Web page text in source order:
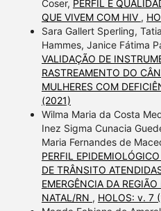
Coser, PERFIL E
QUE VIVEM COM HIV ,
Sara Gallert Sperling,
Hammes, Janice Fátima
VALIDAÇÃO DE
RASTREAMENTO DO
MULHERES COM
(2021)
Wilma Maria da Costa
Inez Sigma Cunacia
Maria Fernandes de
PERFIL
DE TRÂNSITO
EMERGÊNCIA DA
NATAL/RN , HOLOS: v. 7